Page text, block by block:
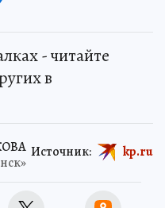
- читайте
в
Источник: kp.ru